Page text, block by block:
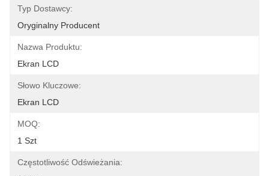
Typ Dostawcy:
Oryginalny Producent
Nazwa Produktu:
Ekran LCD
Słowo Kluczowe:
Ekran LCD
MOQ:
1 Szt
Częstotliwość Odświeżania: